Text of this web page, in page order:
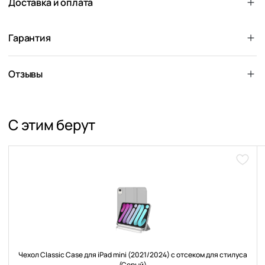
Гарантия
Отзывы
С этим берут
Чехол Classic Case для iPad mini (2021/2024) с отсеком для стилуса